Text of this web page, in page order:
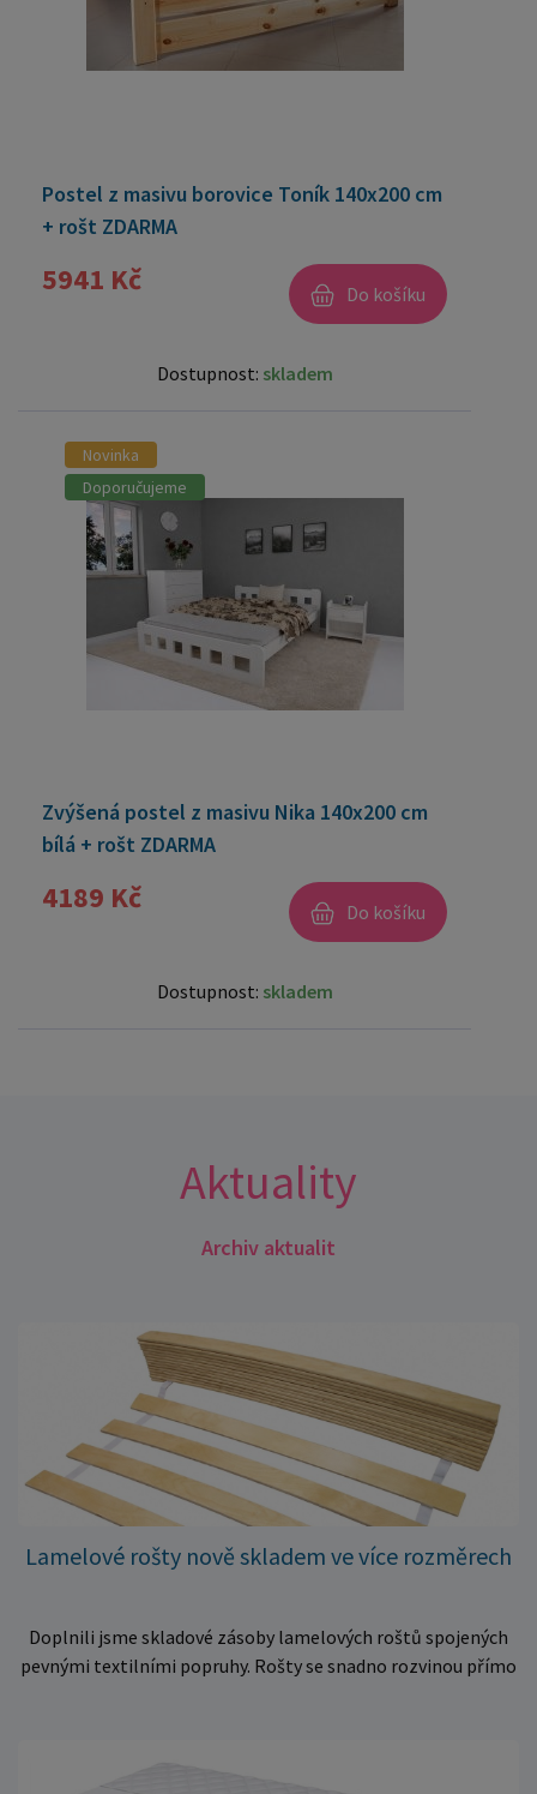
Postel z masivu borovice Toník 140x200 cm
+ rošt ZDARMA
5941 Kč Do košíku
Dostupnost: skladem
Novinka
Doporučujeme
Zvýšená postel z masivu Nika 140x200 cm
bílá + rošt ZDARMA
4189 Kč Do košíku
Dostupnost: skladem
Aktuality
Archiv aktualit
Lamelové rošty nově skladem ve více rozměrech
Doplnili jsme skladové zásoby lamelových roštů spojených
pevnými textilními popruhy. Rošty se snadno rozvinou přímo
množství kusů, proto můžeme objednávky rychle expedovat.